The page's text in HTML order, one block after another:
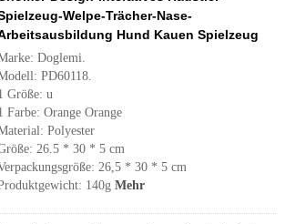
Welpe-Trächer-Nase-
Hund Kauen Spielzeug
Doglemi.
PD60118.
Größe: u
Farbe: Orange Orange
Polyester
26.5 * 30 * 5 cm
26,5 * 30 * 5 cm
140g Mehr